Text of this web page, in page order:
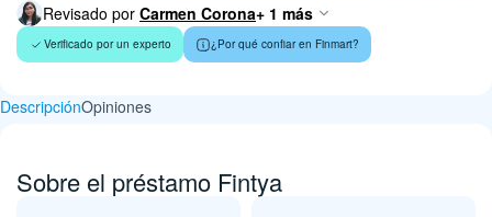
Revisado por Carmen Corona+ 1 más
Verificado por un experto ¿Por qué confiar en Finmart?
DescripciónOpiniones
Sobre el préstamo Fintya